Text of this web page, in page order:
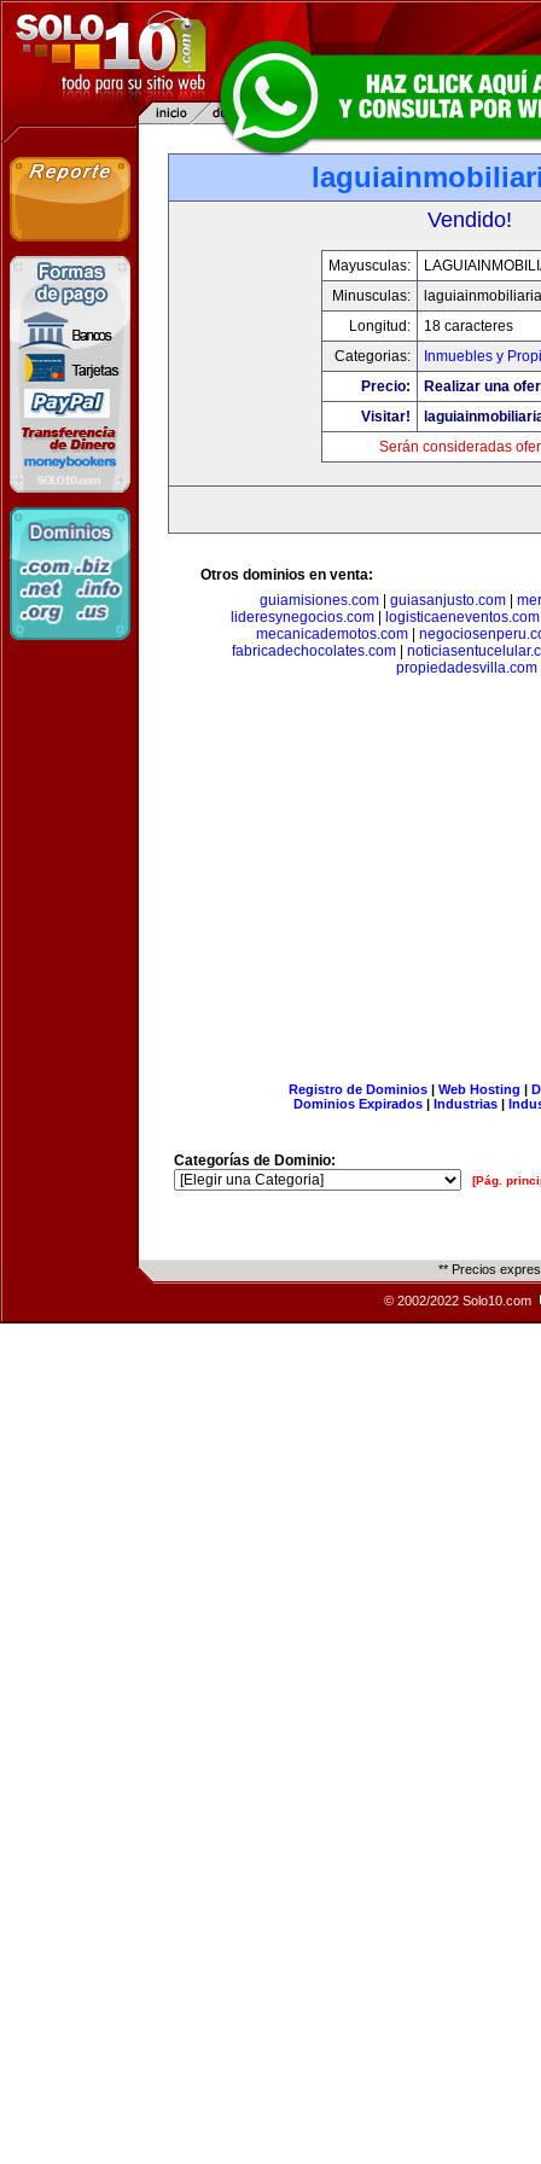
Vendido!
Mayusculas:
Minusculas:
Longitud:
18 caracteres
Categorias:
Inmuebles y
Precio:
Realizar una
Visitar!
Serán consideradas
Otros dominios en venta:
guiamisiones.com
guiasanjusto.com
lideresynegocios.com
logisticaeneventos.com
mecanicademotos.com|
fabricadechocolates.com|
propiedadesvilla.com
Registro de Dominios| Web Hosting |
Dominios Expirados | Industrias |
Categorías de Dominio:
[Pág.
** Precios
© 2002/2022 Solo10.com